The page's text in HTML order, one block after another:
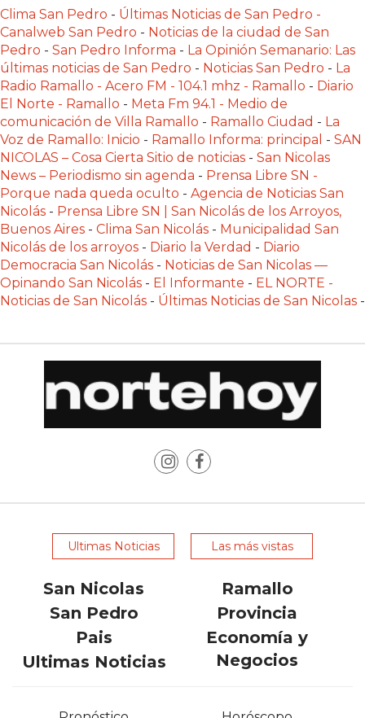
DELIVERIES
CREAR
UNA
TIENDA
ONLINE:
¿CUÁL
ES
MEJOR
PLATAFORMA?
CHANGUITO.COM.AR,
LA
TIENDA
ONLINE
QUE
LAS
RECOMIENDAN
PAGAR
COMISIÓN
TIENDA
ONLINE
COMISIÓN
Clima San Pedro - Últimas Noticias de San Pedro -
Canalweb San Pedro - Noticias de la ciudad de San
Pedro - San Pedro Informa - La Opinión Semanario: Las
últimas noticias de San Pedro - Noticias San Pedro - La
Radio Ramallo - Acero FM - 104.1 mhz - Ramallo - Diario
El Norte - Ramallo - Meta Fm 94.1 - Medio de
comunicación de Villa Ramallo - Ramallo Ciudad - La
Voz de Ramallo: Inicio - Ramallo Informa: principal - SAN
NICOLAS – Cosa Cierta Sitio de noticias - San Nicolas
News – Periodismo sin agenda - Prensa Libre SN -
Porque nada queda oculto - Agencia de Noticias San
Nicolás - Prensa Libre SN | San Nicolás de los Arroyos,
Buenos Aires - Clima San Nicolás - Municipalidad San
Nicolás de los arroyos - Diario la Verdad - Diario
Democracia San Nicolás - Noticias de San Nicolas —
Opinando San Nicolás - El Informante - EL NORTE -
Noticias de San Nicolás - Últimas Noticias de San Nicolas -
Ultimas Noticias Las más vistas
San Nicolas
Ramallo
San Pedro
Provincia
Pais
Economía y
Negocios
Ultimas Noticias